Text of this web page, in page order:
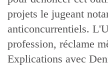
projets le jugeant
anticoncurrentiels.
profession, réclame
Explications avec